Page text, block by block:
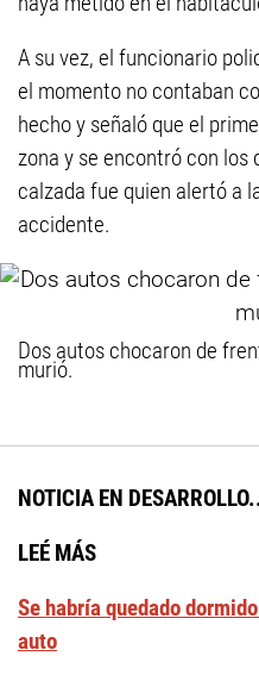
A su vez, el funcionario
el momento no contaban
hecho y señaló que el
zona y se encontró con los
calzada fue quien alertó a
accidente.
Dos autos chocaron de
murió.
NOTICIA EN
LEÉ MÁS
Se habría quedado
auto